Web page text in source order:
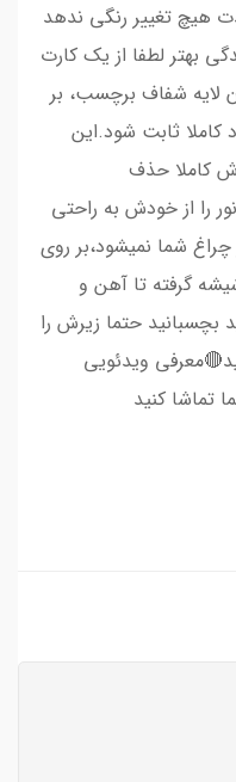
هیچ تغییر رنگی ندهد
بهتر لطفا از یک کارت
لایه شفاف برچسب، بر
ثابت شود.این
کاملا حذف
را از خودش به راحتی
شما نمیشود،بر روی
گرفته تا آهن و
بچسبانید حتما زیرش را
ویدئویی
تماشا کنید